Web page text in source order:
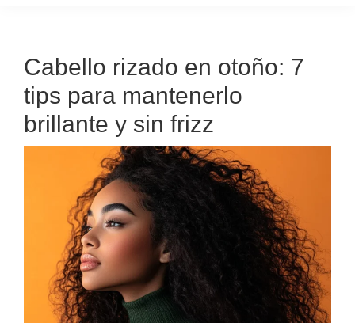
Cabello rizado en otoño: 7
tips para mantenerlo
brillante y sin frizz